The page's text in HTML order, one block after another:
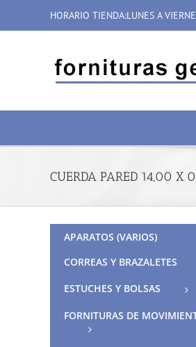
contenido
HORARIO TIENDA:LUNES A
CUERDA PARED 14,00 X
APARATOS (VARIOS)
CORREAS Y BRAZALETES
ESTUCHES Y BOLSAS
FORNITURAS DE